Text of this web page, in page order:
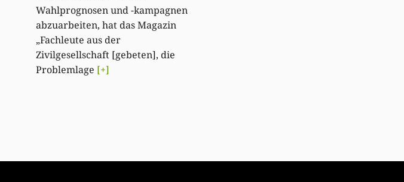
Wahlprognosen und -kampagnen
abzuarbeiten, hat das Magazin
„Fachleute aus der
Zivilgesellschaft [gebeten], die
Problemlage [+]